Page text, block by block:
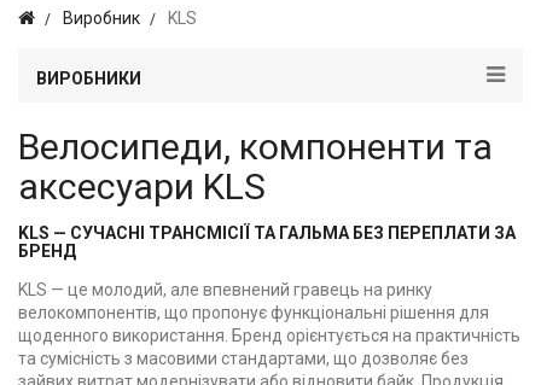
Виробник KLS
ВИРОБНИКИ
Велосипеди, компоненти та
аксесуари KLS
KLS — СУЧАСНІ ТРАНСМІСІЇ ТА ГАЛЬМА БЕЗ ПЕРЕПЛАТИ ЗА
БРЕНД
KLS — це молодий, але впевнений гравець на ринку
велокомпонентів, що пропонує функціональні рішення для
щоденного використання. Бренд орієнтується на практичність
та сумісність з масовими стандартами, що дозволяє без
зайвих витрат модернізувати або відновити байк. Продукція